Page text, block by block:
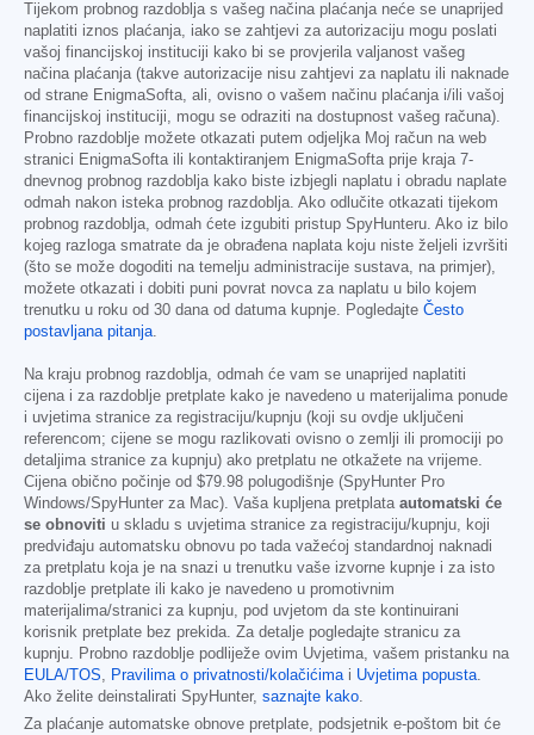
Tijekom probnog razdoblja s vašeg načina plaćanja neće se unaprijed
naplatiti iznos plaćanja, iako se zahtjevi za autorizaciju mogu poslati
vašoj financijskoj instituciji kako bi se provjerila valjanost vašeg
načina plaćanja (takve autorizacije nisu zahtjevi za naplatu ili naknade
od strane EnigmaSofta, ali, ovisno o vašem načinu plaćanja i/ili vašoj
financijskoj instituciji, mogu se odraziti na dostupnost vašeg računa).
Probno razdoblje možete otkazati putem odjeljka Moj račun na web
stranici EnigmaSofta ili kontaktiranjem EnigmaSofta prije kraja 7-
dnevnog probnog razdoblja kako biste izbjegli naplatu i obradu naplate
odmah nakon isteka probnog razdoblja. Ako odlučite otkazati tijekom
probnog razdoblja, odmah ćete izgubiti pristup SpyHunteru. Ako iz bilo
kojeg razloga smatrate da je obrađena naplata koju niste željeli izvršiti
(što se može dogoditi na temelju administracije sustava, na primjer),
možete otkazati i dobiti puni povrat novca za naplatu u bilo kojem
trenutku u roku od 30 dana od datuma kupnje. Pogledajte Često
postavljana pitanja.
Na kraju probnog razdoblja, odmah će vam se unaprijed naplatiti
cijena i za razdoblje pretplate kako je navedeno u materijalima ponude
i uvjetima stranice za registraciju/kupnju (koji su ovdje uključeni
referencom; cijene se mogu razlikovati ovisno o zemlji ili promociji po
detaljima stranice za kupnju) ako pretplatu ne otkažete na vrijeme.
Cijena obično počinje od $79.98 polugodišnje (SpyHunter Pro
Windows/SpyHunter za Mac). Vaša kupljena pretplata automatski će
se obnoviti u skladu s uvjetima stranice za registraciju/kupnju, koji
predviđaju automatsku obnovu po tada važećoj standardnoj naknadi
za pretplatu koja je na snazi u trenutku vaše izvorne kupnje i za isto
razdoblje pretplate ili kako je navedeno u promotivnim
materijalima/stranici za kupnju, pod uvjetom da ste kontinuirani
korisnik pretplate bez prekida. Za detalje pogledajte stranicu za
kupnju. Probno razdoblje podliježe ovim Uvjetima, vašem pristanku na
EULA/TOS, Pravilima o privatnosti/kolačićimai Uvjetima popusta.
Ako želite deinstalirati SpyHunter, saznajte kako.
Za plaćanje automatske obnove pretplate, podsjetnik e-poštom bit će